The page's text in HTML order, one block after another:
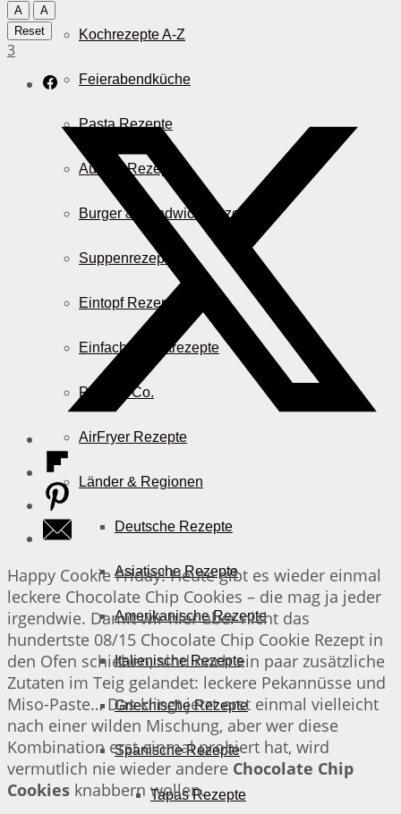
Kochrezepte A-Z
Feierabendküche
Pasta Rezepte
Auflauf Rezepte
Burger & Sandwich Rezepte
Suppenrezepte
Eintopf Rezepte
Einfache Salatrezepte
Pizza & Co.
AirFryer Rezepte
Länder & Regionen
Deutsche Rezepte
Asiatische Rezepte
Amerikanische Rezepte
Italienische Rezepte
Griechische Rezepte
Spanische Rezepte
Tapas Rezepte
A
A
Reset
3
Happy Cookie Friday! Heute gibt es wieder einmal
leckere Chocolate Chip Cookies – die mag ja jeder
irgendwie. Damit wir hier aber nicht das
hundertste 08/15 Chocolate Chip Cookie Rezept in
den Ofen schieben, sind noch ein paar zusätzliche
Zutaten im Teig gelandet: leckere Pekannüsse und
Miso-Paste… Das klingt jetzt erst einmal vielleicht
nach einer wilden Mischung, aber wer diese
Kombination erst einmal probiert hat, wird
vermutlich nie wieder andere Chocolate Chip
Cookies knabbern wollen.